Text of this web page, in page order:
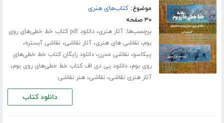
موضوع:کتاب‌های هنری
۳۰ صفحه
برچسب‌ها:آثار هنری،
دانلود pdf کتاب خط خطی‌های روی
بوم،نقاشی های هنری،آثار نقاشی،نقاشی آبستره،
پیکاسو،نقاشی مدرن،دانلود رایگان کتاب خط خطی‌های
روی بوم،دانلود پی دی اف کتاب خط خطی‌های روی بوم،
آثار هنری نقاشی،نقاشی،هنر نقاشی
دانلود کتاب